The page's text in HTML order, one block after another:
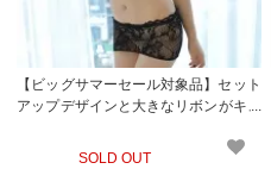
【ビッグサマーセール対象品】セット
アップデザインと大きなリボンがキュ
(STOCKING)
SOLD OUT